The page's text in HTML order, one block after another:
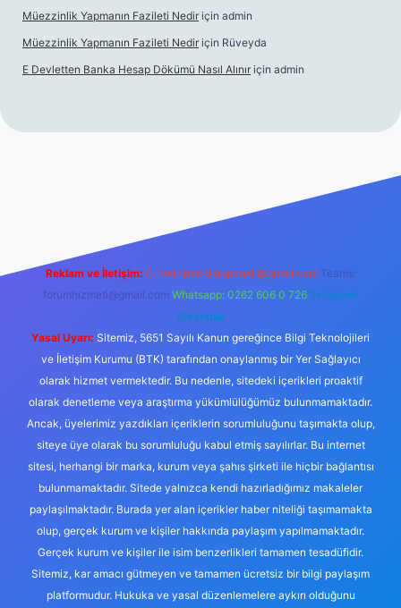
Müezzinlik Yapmanın Fazileti Nedir için admin
Müezzinlik Yapmanın Fazileti Nedir için Rüveyda
E Devletten Banka Hesap Dökümü Nasıl Alınır için admin
Reklam ve İletişim: E-mail: backlinkpaneli@gmail.com Teams:
forumhizmeti@gmail.com Whatsapp: 0262 606 0 726 Telegram:
@karabul
Yasal Uyarı: Sitemiz, 5651 Sayılı Kanun gereğince Bilgi Teknolojileri
ve İletişim Kurumu (BTK) tarafından onaylanmış bir Yer Sağlayıcı
olarak hizmet vermektedir. Bu nedenle, sitedeki içerikleri proaktif
olarak denetleme veya araştırma yükümlülüğümüz bulunmamaktadır.
Ancak, üyelerimiz yazdıkları içeriklerin sorumluluğunu taşımakta olup,
siteye üye olarak bu sorumluluğu kabul etmiş sayılırlar. Bu internet
sitesi, herhangi bir marka, kurum veya şahıs şirketi ile hiçbir bağlantısı
bulunmamaktadır. Sitede yalnızca kendi hazırladığımız makaleler
paylaşılmaktadır. Burada yer alan içerikler haber niteliği taşımamakta
olup, gerçek kurum ve kişiler hakkında paylaşım yapılmamaktadır.
Gerçek kurum ve kişiler ile isim benzerlikleri tamamen tesadüfidir.
Sitemiz, kar amacı gütmeyen ve tamamen ücretsiz bir bilgi paylaşım
platformudur. Hukuka ve yasal düzenlemelere aykırı olduğunu